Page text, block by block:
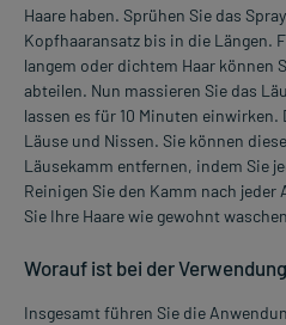
Haare haben. Sprühen Sie das
Kopfhaaransatz bis in die Längen.
langem oder dichtem Haar können
abteilen. Nun massieren Sie das
lassen es für 10 Minuten
Läuse und Nissen. Sie können
Läusekamm entfernen, indem Sie
Reinigen Sie den Kamm nach jeder
Sie Ihre Haare wie gewohnt
Worauf ist bei der
Insgesamt führen Sie die